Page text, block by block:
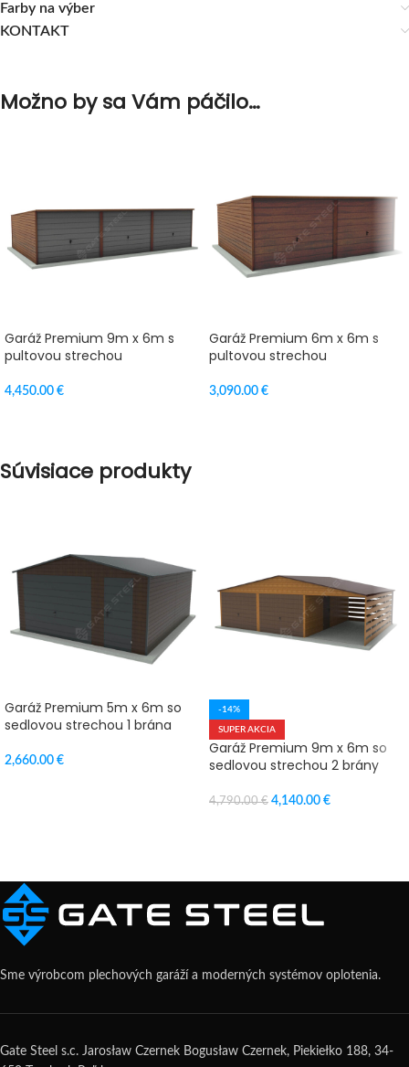
Farby na výber
KONTAKT
Možno by sa Vám páčilo…
Garáž Premium 9m x 6m s
pultovou strechou
4,450.00 €
Garáž Premium 6m x 6m s
pultovou strechou
3,090.00 €
Súvisiace produkty
Garáž Premium 5m x 6m so
sedlovou strechou 1 brána
2,660.00 €
-14%
SUPER AKCIA
Garáž Premium 9m x 6m so
sedlovou strechou 2 brány
4,790.00€ 4,140.00 €
Sme výrobcom plechových garáží a moderných systémov oplotenia.
Gate Steel s.c. Jarosław Czernek Bogusław Czernek, Piekiełko 188, 34-